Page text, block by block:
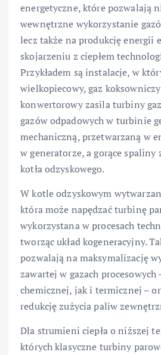
energetyczne, które pozwalają
wewnętrzne wykorzystanie
lecz także na produkcję energii
skojarzeniu z ciepłem
Przykładem są instalacje, w
wielkopiecowy, gaz
konwertorowy zasila turbiny
gazów odpadowych w turbinie
mechaniczną, przetwarzaną w
w generatorze, a gorące
kotła odzyskowego.
W kotle odzyskowym
która może napędzać turbinę
wykorzystana w procesach
tworząc układ kogeneracyjny.
pozwalają na maksymalizację
zawartej w gazach procesowych
chemicznej, jak i termicznej –
redukcję zużycia paliw
Dla strumieni ciepła o niższej
których klasyczne turbiny